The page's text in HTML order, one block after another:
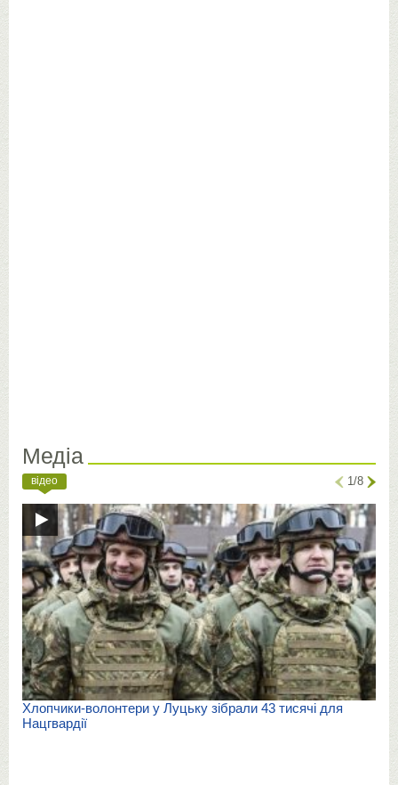
Медіа
відео 1/8
Хлопчики-волонтери у Луцьку зібрали 43 тисячі для
Нацгвардії